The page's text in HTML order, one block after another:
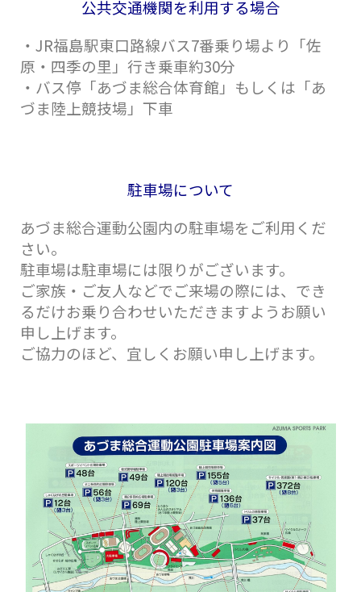
公共交通機関を利用する場合
・JR福島駅東口路線バス7番乗り場より「佐
原・四季の里」行き乗車約30分
・バス停「あづま総合体育館」もしくは「あ
づま陸上競技場」下車
駐車場について
あづま総合運動公園内の駐車場をご利用くだ
さい。
駐車場は駐車場には限りがございます。
ご家族・ご友人などでご来場の際には、でき
るだけお乗り合わせいただきますようお願い
申し上げます。
ご協力のほど、宜しくお願い申し上げます。